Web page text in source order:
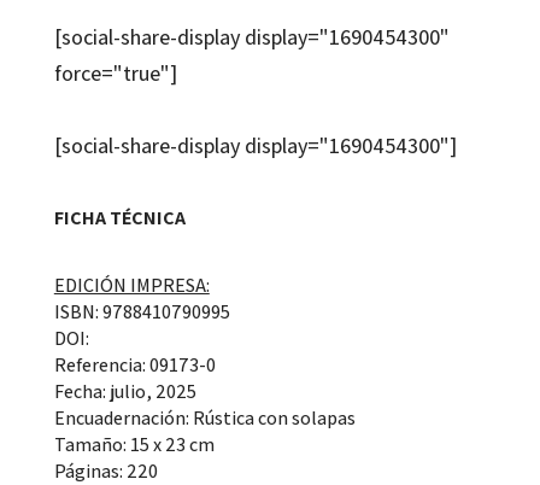
[social-share-display display="1690454300"
force="true"]
[social-share-display display="1690454300"]
FICHA TÉCNICA
EDICIÓN IMPRESA:
ISBN: 9788410790995
DOI:
Referencia: 09173-0
Fecha: julio, 2025
Encuadernación: Rústica con solapas
Tamaño: 15 x 23 cm
Páginas: 220